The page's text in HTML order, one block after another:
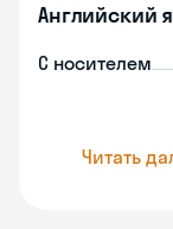
Английский
С носителем
Читать